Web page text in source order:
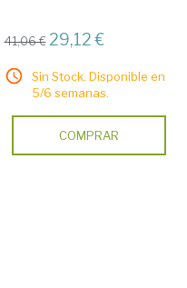
41,06 € 29,12 €
Sin Stock. Disponible en
5/6 semanas.
COMPRAR